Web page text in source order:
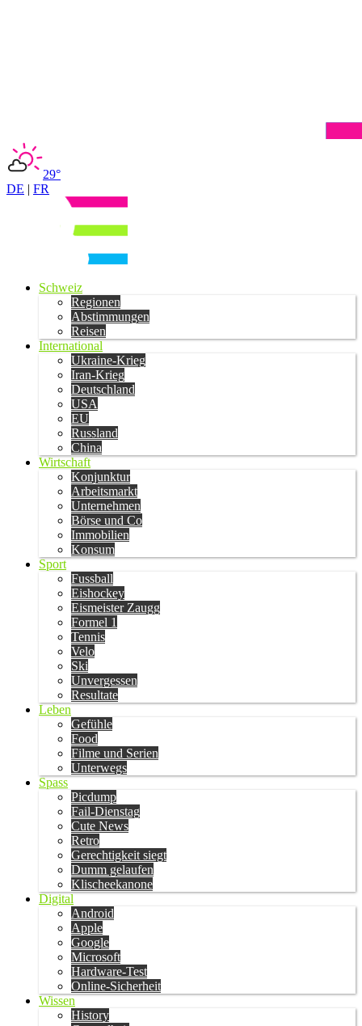
29°
DE | FR
Schweiz
Regionen
Abstimmungen
Reisen
International
Ukraine-Krieg
Iran-Krieg
Deutschland
USA
EU
Russland
China
Wirtschaft
Konjunktur
Arbeitsmarkt
Unternehmen
Börse und Co
Immobilien
Konsum
Sport
Fussball
Eishockey
Eismeister Zaugg
Formel 1
Tennis
Velo
Ski
Unvergessen
Resultate
Leben
Gefühle
Food
Filme und Serien
Unterwegs
Spass
Picdump
Fail-Dienstag
Cute News
Retro
Gerechtigkeit siegt
Dumm gelaufen
Klischeekanone
Digital
Android
Apple
Google
Microsoft
Hardware-Test
Online-Sicherheit
Wissen
History